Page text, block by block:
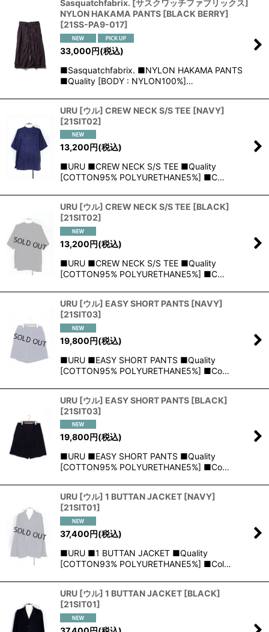
Sasquatchfabrix. [サスクワッチファブリックス]
NYLON HAKAMA PANTS [BLACK BERRY]
[21SS-PA9-017]
33,000円(税込)
■Sasquatchfabrix. ■NYLON HAKAMA PANTS
■Quality [BODY : NYLON100%]…
URU [ウル] CREW NECK S/S TEE [NAVY]
[21SIT02]
13,200円(税込)
■URU ■CREW NECK S/S TEE ■Quality
[COTTON95% POLYURETHANE5%] ■C…
URU [ウル] CREW NECK S/S TEE [BLACK]
[21SIT02]
13,200円(税込)
■URU ■CREW NECK S/S TEE ■Quality
[COTTON95% POLYURETHANE5%] ■C…
URU [ウル] EASY SHORT PANTS [NAVY]
[21SIT03]
19,800円(税込)
■URU ■EASY SHORT PANTS ■Quality
[COTTON95% POLYURETHANE5%] ■Co…
URU [ウル] EASY SHORT PANTS [BLACK]
[21SIT03]
19,800円(税込)
■URU ■EASY SHORT PANTS ■Quality
[COTTON95% POLYURETHANE5%] ■Co…
URU [ウル] 1 BUTTAN JACKET [NAVY]
[21SIT01]
37,400円(税込)
■URU ■1 BUTTAN JACKET ■Quality
[COTTON93% POLYURETHANE5%] ■Col…
URU [ウル] 1 BUTTAN JACKET [BLACK]
[21SIT01]